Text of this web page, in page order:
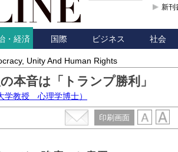
新刊
・経済 国際 ビジネス 社会
Unity And Human Rights
本音は「トランプ勝利」
学教授 心理学博士）
印刷画面